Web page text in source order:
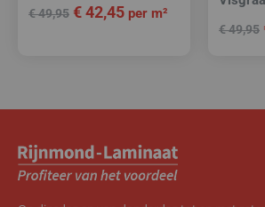
€49,95 €42,45 per m²
€49,95